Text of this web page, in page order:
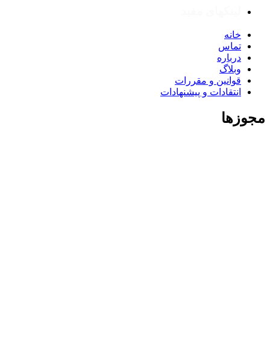
خانه
تماس
درباره
وبلاگ
قوانین و مقررات
انتقادات و پیشنهادات
مجوزها